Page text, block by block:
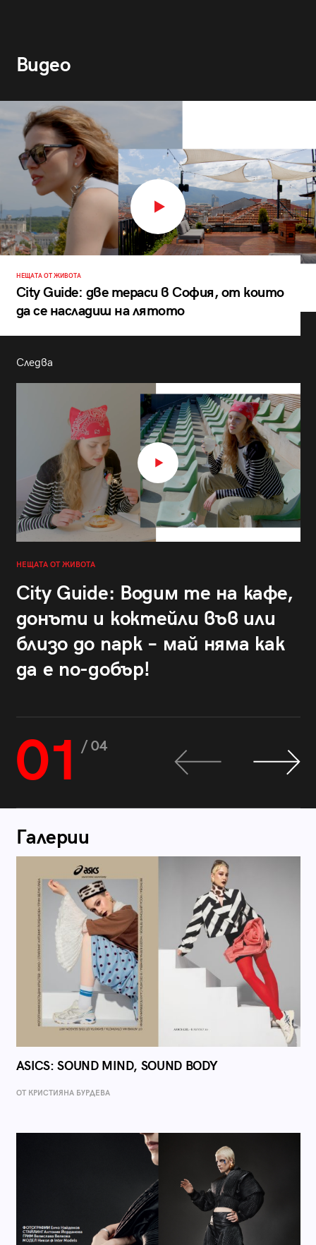
Видео
НЕЩАТА ОТ ЖИВОТА
City Guide: две тераси в София, от които
да се насладиш на лятото
Следва
НЕЩАТА ОТ ЖИВОТА
City Guide: Водим те на кафе,
донъти и коктейли във или
близо до парк – май няма как
да е по-добър!
01 / 04
Галерии
ASICS: SOUND MIND, SOUND BODY
ОТ КРИСТИЯНА БУРДЕВА